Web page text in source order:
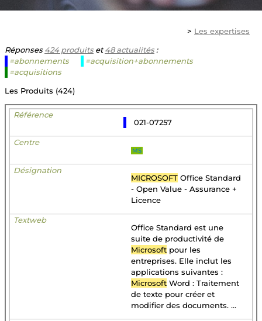
> Les expertises
Réponses424 produitset48 actualités:
=abonnements
=acquisition+abonnements
=acquisitions
Les Produits (424)
021-07257
MS
MICROSOFT Office Standard
- Open Value - Assurance +
Licence
Office Standard est une
suite de productivité de
Microsoft pour les
entreprises. Elle inclut les
applications suivantes :
Microsoft Word : Traitement
de texte pour créer et
modifier des documents. ...